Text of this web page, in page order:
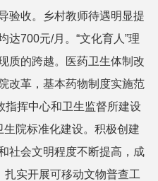
验收。乡村教师待遇明显提
达700元/月。“文化育人”理
质的跨越。医药卫生体制改
改革，基本药物制度实施范
指挥中心和卫生监督所建设
院标准化建设。积极创建
社会文明程度不断提高，成
扎实开展可移动文物普查工